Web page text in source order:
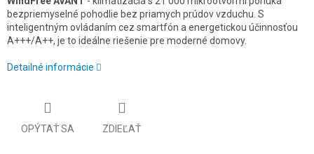
bezpriemyselné pohodlie bez priamych prúdov vzduchu. S
inteligentným ovládaním cez smartfón a energetickou účinnosťou
A+++/A++, je to ideálne riešenie pre moderné domovy.
Detailné informácie
OPÝTAŤ SA ZDIEĽAŤ